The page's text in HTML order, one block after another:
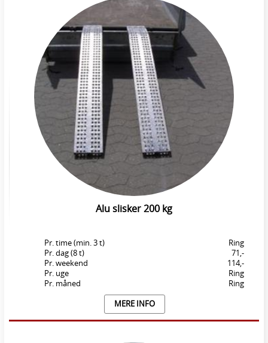
Alu slisker 200 kg
Pr. time (min. 3 t)
Ring
Pr. dag (8 t)
71,-
Pr. weekend
114,-
Pr. uge
Ring
Pr. måned
Ring
MERE INFO